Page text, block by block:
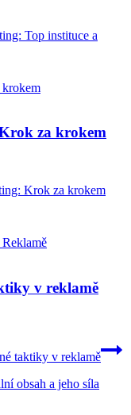
Top instituce a
za krokem
Krok za krokem
v reklamě
taktiky v reklamě